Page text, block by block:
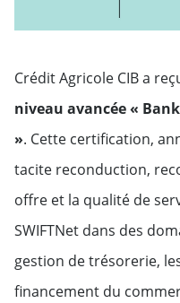
Crédit Agricole CIB a
niveau avancée «
». Cette certification,
tacite reconduction,
offre et la qualité de
SWIFTNet dans des
gestion de trésorerie,
financement du